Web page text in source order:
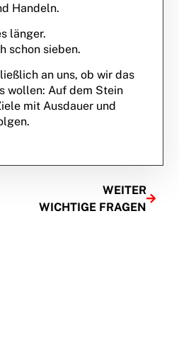
Handeln.
länger.
schon sieben.
an uns, ob wir das
wollen: Auf dem Stein
mit Ausdauer und
WEITER
WICHTIGE FRAGEN